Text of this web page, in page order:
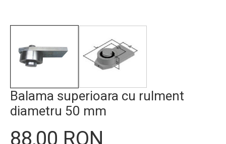
Balama superioara cu rulment
diametru 50 mm
88,00 RON